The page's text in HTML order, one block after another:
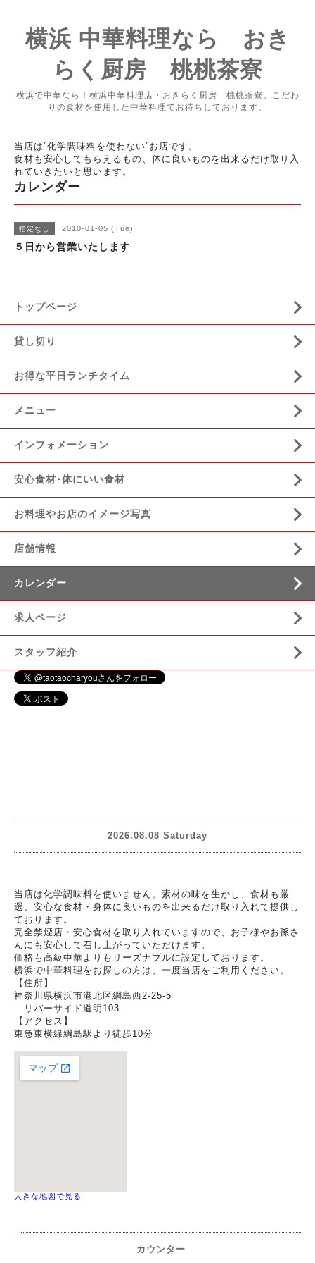
横浜 中華料理なら おき
らく厨房 桃桃茶寮
横浜で中華なら！横浜中華料理店・おきらく厨房 桃桃茶寮。こだわ
りの食材を使用した中華料理でお待ちしております。
当店は”化学調味料を使わない”お店です。
食材も安心してもらえるもの、体に良いものを出来るだけ取り入
れていきたいと思います。
カレンダー
指定なし 2010-01-05 (Tue)
５日から営業いたします
トップページ
貸し切り
お得な平日ランチタイム
メニュー
インフォメーション
安心食材･体にいい食材
お料理やお店のイメージ写真
店舗情報
カレンダー
求人ページ
スタッフ紹介
2026.08.08 Saturday
当店は化学調味料を使いません。素材の味を生かし、食材も厳
選、安心な食材・身体に良いものを出来るだけ取り入れて提供し
ております。
完全禁煙店・安心食材を取り入れていますので、お子様やお孫さ
んにも安心して召し上がっていただけます。
価格も高級中華よりもリーズナブルに設定しております。
横浜で中華料理をお探しの方は、一度当店をご利用ください。
【住所】
神奈川県横浜市港北区綱島西2-25-5
リバーサイド道明103
【アクセス】
東急東横線綱島駅より徒歩10分
大きな地図で見る
カウンター